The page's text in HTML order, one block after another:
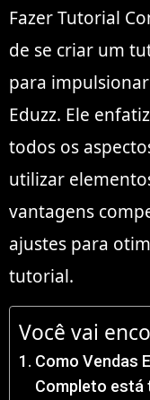
Fazer Tutorial
de se criar um
para
Eduzz. Ele
todos os
utilizar
vantagens
ajustes para
tutorial.
Você vai
Como Vendas
Completo está